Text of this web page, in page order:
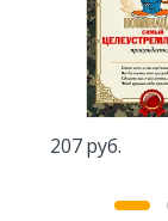
207 руб.